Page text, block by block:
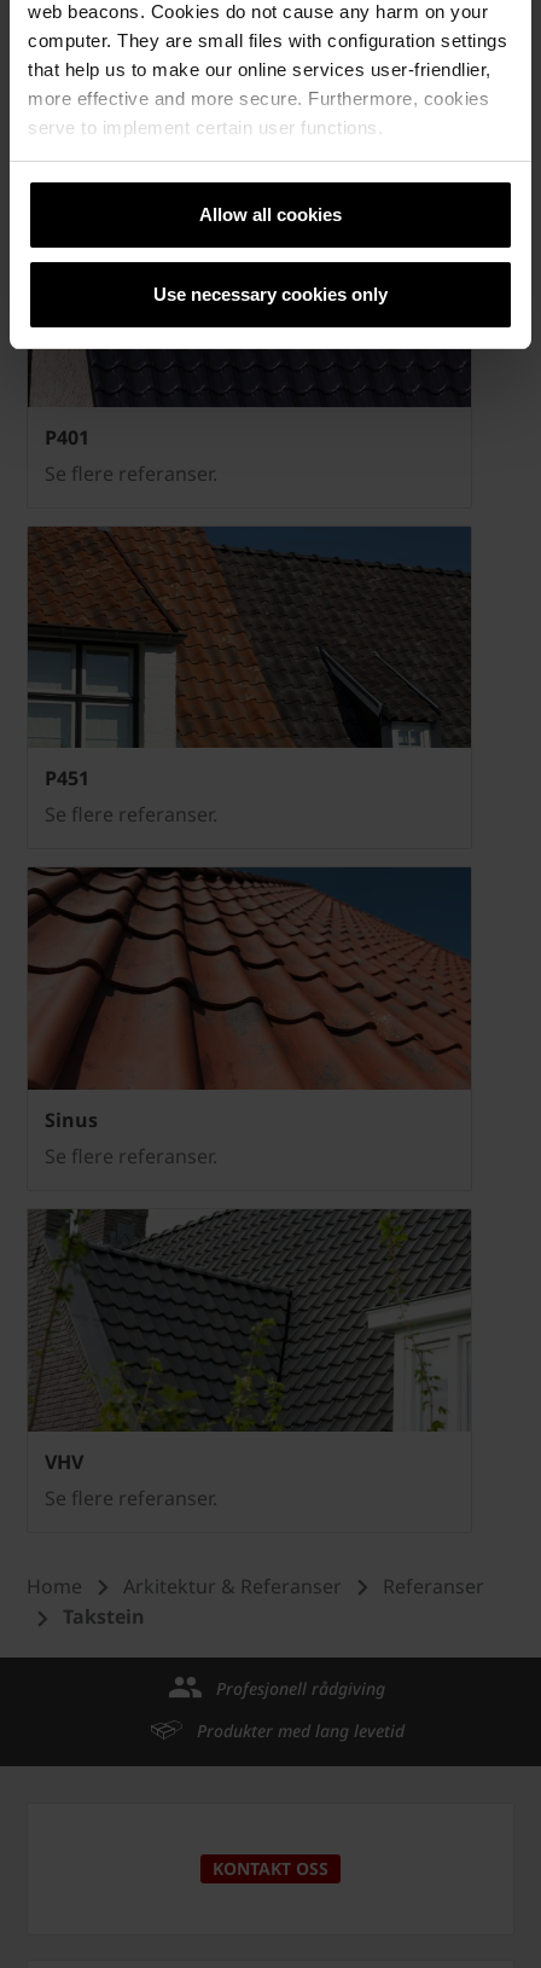
web beacons. Cookies do not cause any harm on your
computer. They are small files with configuration settings
that help us to make our online services user-friendlier,
more effective and more secure. Furthermore, cookies
serve to implement certain user functions.
Allow all cookies
Use necessary cookies only
P44
Se flere referanser.
P401
Se flere referanser.
P451
Se flere referanser.
Sinus
Se flere referanser.
VHV
Se flere referanser.
Home Arkitektur & Referanser
Referanser
Takstein
Profesjonell rådgiving
Produkter med lang levetid
KONTAKT OSS